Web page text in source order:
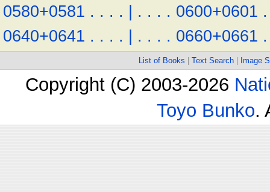
0580+0581 . . . . | . . . . 0600+0601 .
0640+0641 . . . . | . . . . 0660+0661 .
List of Books Text Search Image
Copyright (C) 2003-2026
Toyo Bunko.